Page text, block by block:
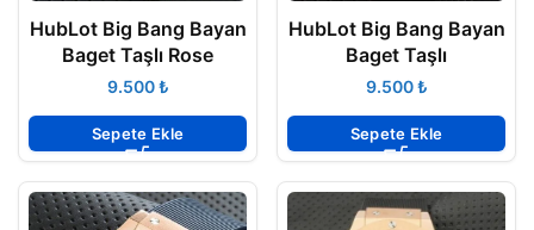
HubLot Big Bang Bayan
Baget Taşlı Rose
₺
Sepete Ekle
HubLot Big Bang Bayan
Baget Taşlı
₺
Sepete Ekle